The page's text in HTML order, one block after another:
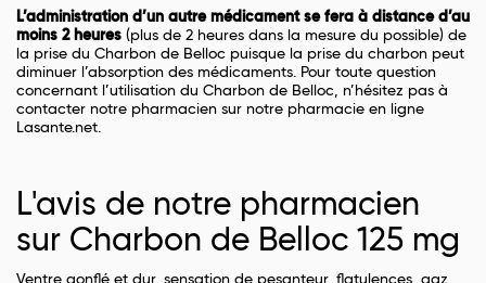
L’administration d’un autre médicament se fera à distance d’au
moins 2 heures (plus de 2 heures dans la mesure du possible) de
la prise du Charbon de Belloc puisque la prise du charbon peut
diminuer l’absorption des médicaments. Pour toute question
concernant l’utilisation du Charbon de Belloc, n’hésitez pas à
contacter notre pharmacien sur notre pharmacie en ligne
Lasante.net.
L'avis de notre pharmacien
sur Charbon de Belloc 125 mg